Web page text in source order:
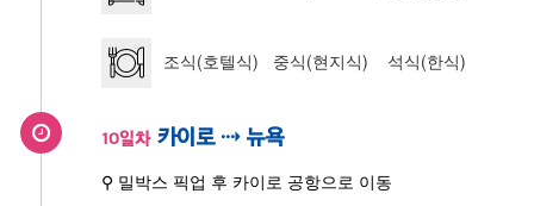
조식(호텔식) 중식(현지식) 석식(한식)
10일차 카이로 ⇢ 뉴욕
⚲ 밀박스 픽업 후 카이로 공항으로 이동